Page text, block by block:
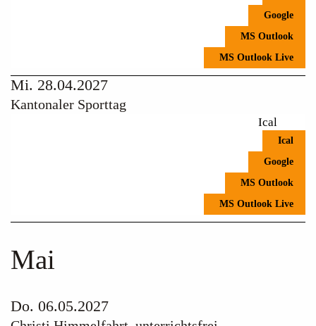
Google
MS Outlook
MS Outlook Live
Mi. 28.04.2027
Kantonaler Sporttag
Ical
Ical
Google
MS Outlook
MS Outlook Live
Mai
Do. 06.05.2027